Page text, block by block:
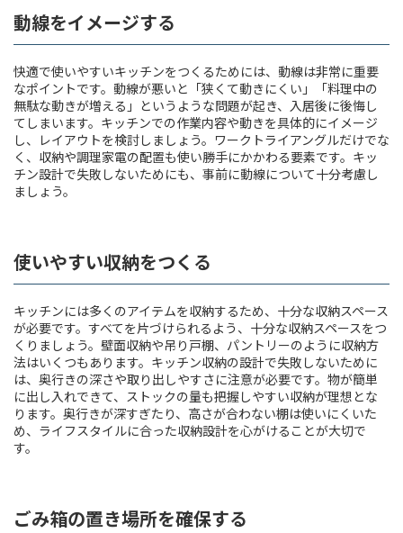
動線をイメージする
快適で使いやすいキッチンをつくるためには、動線は非常に重要
なポイントです。動線が悪いと「狭くて動きにくい」「料理中の
無駄な動きが増える」というような問題が起き、入居後に後悔し
てしまいます。キッチンでの作業内容や動きを具体的にイメージ
し、レイアウトを検討しましょう。ワークトライアングルだけでな
く、収納や調理家電の配置も使い勝手にかかわる要素です。キッ
チン設計で失敗しないためにも、事前に動線について十分考慮し
ましょう。
使いやすい収納をつくる
キッチンには多くのアイテムを収納するため、十分な収納スペース
が必要です。すべてを片づけられるよう、十分な収納スペースをつ
くりましょう。壁面収納や吊り戸棚、パントリーのように収納方
法はいくつもあります。キッチン収納の設計で失敗しないために
は、奥行きの深さや取り出しやすさに注意が必要です。物が簡単
に出し入れできて、ストックの量も把握しやすい収納が理想とな
ります。奥行きが深すぎたり、高さが合わない棚は使いにくいた
め、ライフスタイルに合った収納設計を心がけることが大切で
す。
ごみ箱の置き場所を確保する